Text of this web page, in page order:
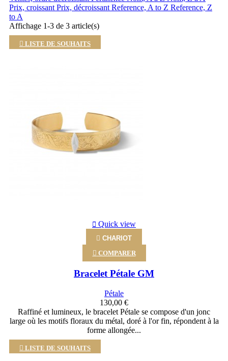
Prix, croissant Prix, décroissant Reference, A to Z Reference, Z
to A
Affichage 1-3 de 3 article(s)
 LISTE DE SOUHAITS
Quick view
 CHARIOT
 COMPARER
Bracelet Pétale GM
Pétale
130,00 €
Raffiné et lumineux, le bracelet Pétale se compose d'un jonc
large où les motifs floraux du métal, doré à l'or fin, répondent à la
forme allongée...
 LISTE DE SOUHAITS